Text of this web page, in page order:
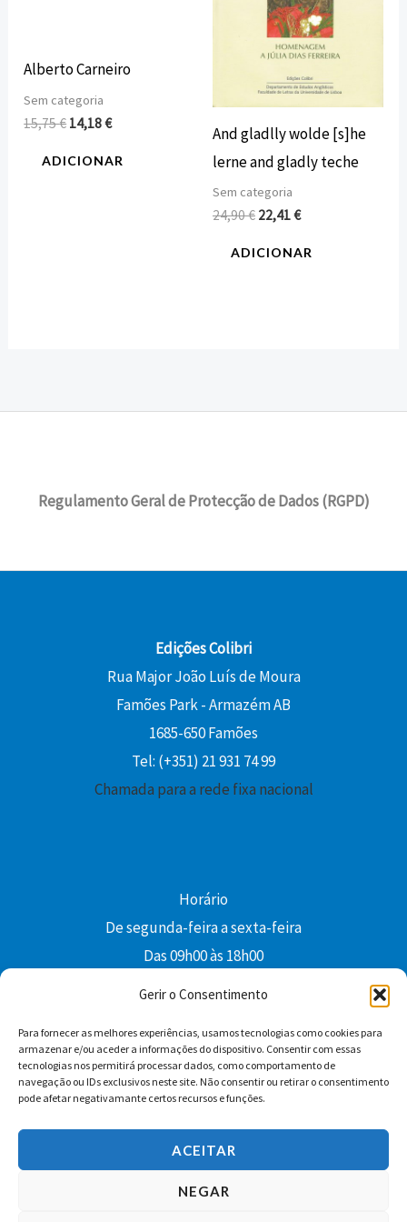
Gerir o Consentimento
Para fornecer as melhores experiências, usamos tecnologias como cookies para
armazenar e/ou aceder a informações do dispositivo. Consentir com essas
tecnologias nos permitirá processar dados, como comportamento de
navegação ou IDs exclusivos neste site. Não consentir ou retirar o consentimento
pode afetar negativamante certos recursos e funções.
ACEITAR
NEGAR
Alberto Carneiro
Sem categoria
15,75€ 14,18€
ADICIONAR
And gladlly wolde [s]he
lerne and gladly teche
Sem categoria
24,90€ 22,41€
ADICIONAR
Regulamento Geral de Protecção de Dados (RGPD)
Edições Colibri
Rua Major João Luís de Moura
Famões Park - Armazém AB
1685-650 Famões
Tel: (+351) 21 931 74 99
Chamada para a rede fixa nacional
Horário
De segunda-feira a sexta-feira
Das 09h00 às 18h00
Facebook YouTube Instagram
Whatsapp
Condições Gerais de Venda